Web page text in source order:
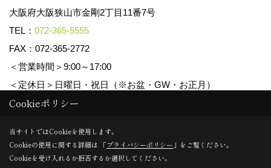
大阪府大阪狭山市金剛2丁目11番7号
TEL： 072-365-5555
FAX：072-365-2772
＜営業時間＞9:00～17:00
＜定休日＞日曜日・祝日（※お盆・GW・お正月）
Copyright (c) マルゼンコーポレーション. All Rights Reserved.
Produced byゴデスクリエイト
Cookieポリシー
当サイトではCookieを使用します。
Cookieの使用に関する詳細は 「プライバシーポリシー 」をご覧ください。
Cookieを受け入れるか拒否するか選択してください。